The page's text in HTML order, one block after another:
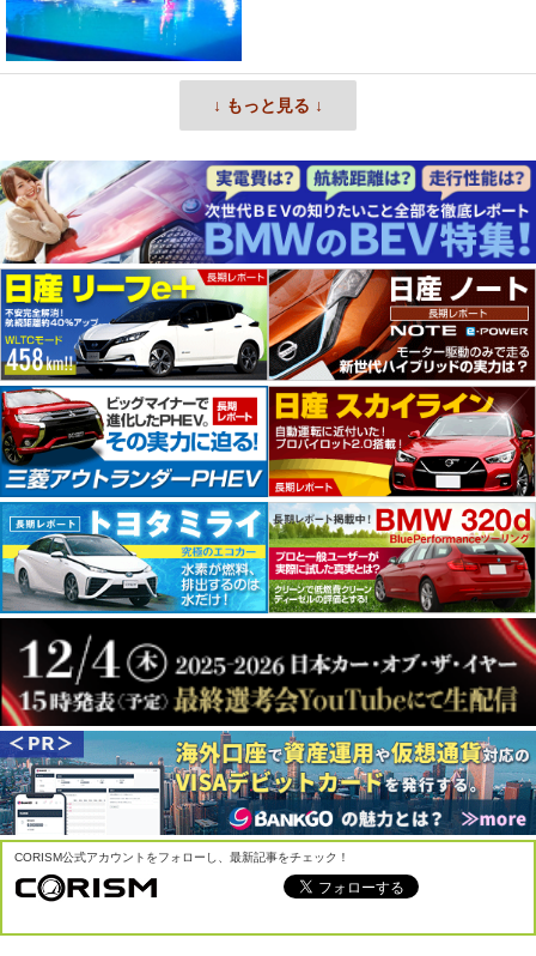
↓ もっと見る ↓
CORISM公式アカウントをフォローし、最新記事をチェック！